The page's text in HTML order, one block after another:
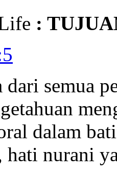
:
dari semua
dalam
hati nurani